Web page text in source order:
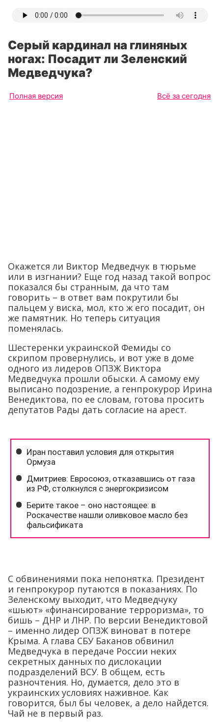
Серый кардинал на глиняных
ногах: Посадит ли Зеленский
Медведчука?
Полная версия Всё за сегодня
Окажется ли Виктор Медведчук в тюрьме
или в изгнании? Еще год назад такой вопрос
показался бы странным, да что там
говорить – в ответ вам покрутили бы
пальцем у виска, мол, кто ж его посадит, он
же памятник. Но теперь ситуация
поменялась.
Шестеренки украинской Фемиды со
скрипом провернулись, и вот уже в доме
одного из лидеров ОПЗЖ Виктора
Медведчука прошли обыски. А самому ему
выписано подозрение, а генпрокурор Ирина
Венедиктова, по ее словам, готова просить
депутатов Рады дать согласие на арест.
С обвинениями пока непонятка. Президент
и генпрокурор путаются в показаниях. По
Зеленскому выходит, что Медведчуку
«шьют» «финансирование терроризма», то
бишь – ДНР и ЛНР. По версии Венедиктовой
– именно лидер ОПЗЖ виноват в потере
Крыма. А глава СБУ Баканов обвинил
Медведчука в передаче России неких
секретных данных по дислокации
подразделений ВСУ. В общем, есть
разночтения. Но, думается, дело это в
украинских условиях наживное. Как
говорится, был бы человек, а дело найдется.
Чай не в первый раз.